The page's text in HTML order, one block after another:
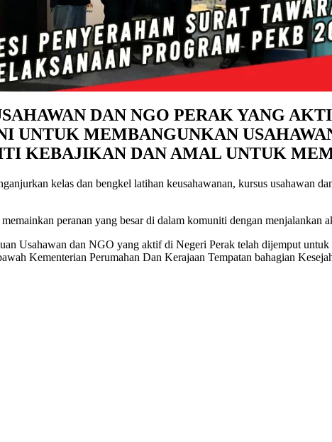
DAN NGO PERAK YANG
UNTUK MEMBANGUNKAN
KEBAJIKAN DAN AMAL UNTUK
kelas dan bengkel latihan keusahawanan, kursus usahawan
peranan yang besar di dalam komuniti dengan menjalankan
Usahawan dan NGO yang aktif di Negeri Perak telah dijemput untuk
Kementerian Perumahan Dan Kerajaan Tempatan bahagian